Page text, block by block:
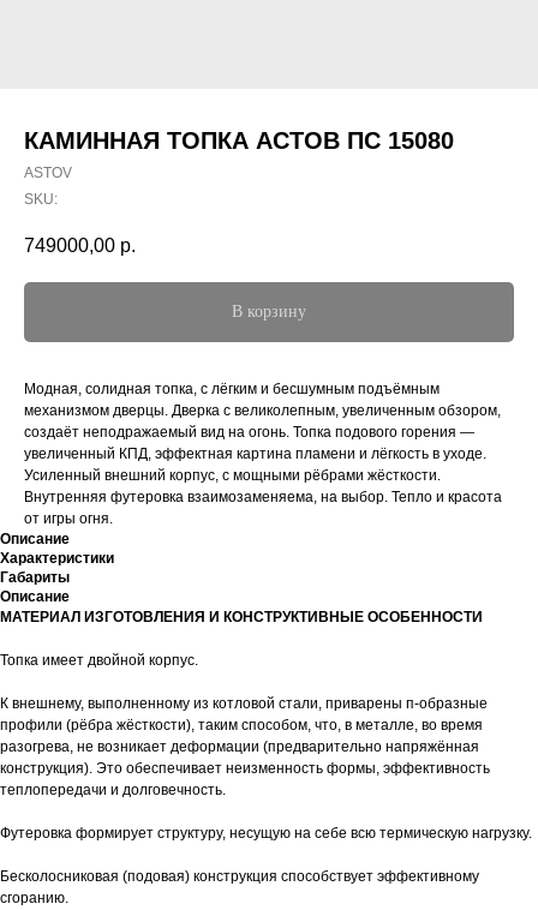
КАМИННАЯ ТОПКА АСТОВ ПС 15080
ASTOV
SKU:
749000,00 р.
В корзину
Модная, солидная топка, с лёгким и бесшумным подъёмным
механизмом дверцы. Дверка с великолепным, увеличенным обзором,
создаёт неподражаемый вид на огонь. Топка подового горения —
увеличенный КПД, эффектная картина пламени и лёгкость в уходе.
Усиленный внешний корпус, с мощными рёбрами жёсткости.
Внутренняя футеровка взаимозаменяема, на выбор. Тепло и красота
от игры огня.
Описание
Характеристики
Габариты
Описание
МАТЕРИАЛ ИЗГОТОВЛЕНИЯ И КОНСТРУКТИВНЫЕ ОСОБЕННОСТИ
Топка имеет двойной корпус.
К внешнему, выполненному из котловой стали, приварены п-образные
профили (рёбра жёсткости), таким способом, что, в металле, во время
разогрева, не возникает деформации (предварительно напряжённая
конструкция). Это обеспечивает неизменность формы, эффективность
теплопередачи и долговечность.
Футеровка формирует структуру, несущую на себе всю термическую нагрузку.
Бесколосниковая (подовая) конструкция способствует эффективному
сгоранию.